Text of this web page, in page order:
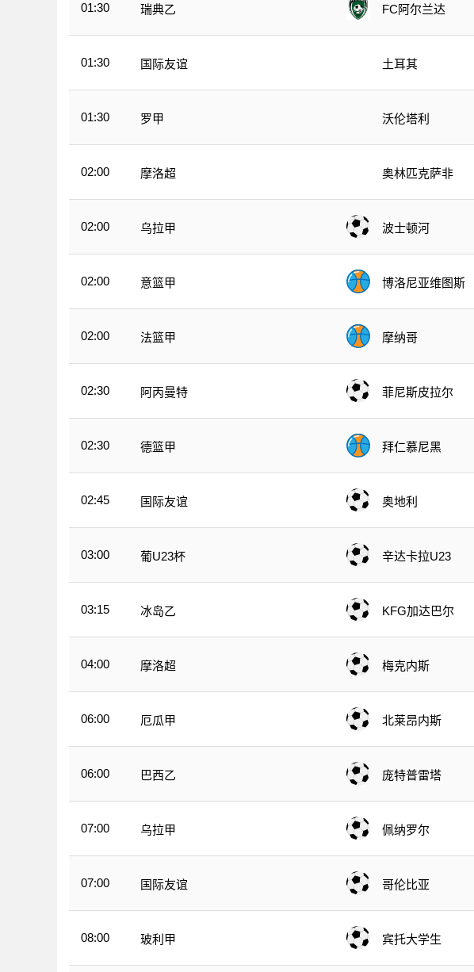
01:30 瑞典乙 FC阿尔兰达
01:30 国际友谊 土耳其
01:30 罗甲 沃伦塔利
02:00 摩洛超 奥林匹克萨非
02:00 乌拉甲 波士顿河
02:00 意篮甲 博洛尼亚维图斯
02:00 法篮甲 摩纳哥
02:30 阿丙曼特 菲尼斯皮拉尔
02:30 德篮甲 拜仁慕尼黑
02:45 国际友谊 奥地利
03:00 葡U23杯 辛达卡拉U23
03:15 冰岛乙 KFG加达巴尔
04:00 摩洛超 梅克内斯
06:00 厄瓜甲 北莱昂内斯
06:00 巴西乙 庞特普雷塔
07:00 乌拉甲 佩纳罗尔
07:00 国际友谊 哥伦比亚
08:00 玻利甲 宾托大学生